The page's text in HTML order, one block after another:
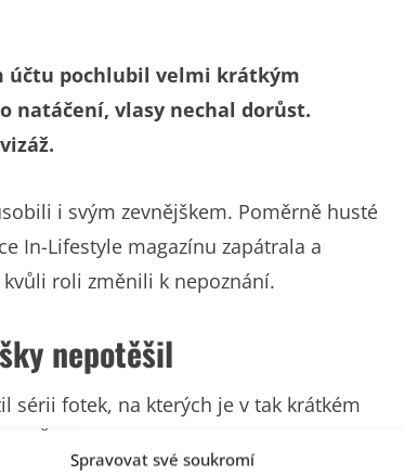
Spravovat své soukromí
účtu pochlubil velmi krátkým
natáčení, vlasy nechal dorůst.
i svým zevnějškem. Poměrně husté
In-Lifestyle magazínu zapátrala a
roli změnili k nepoznání.
nepotěšil
sérii fotek, na kterých je v tak krátkém
Že by je překvapil mile, se podle